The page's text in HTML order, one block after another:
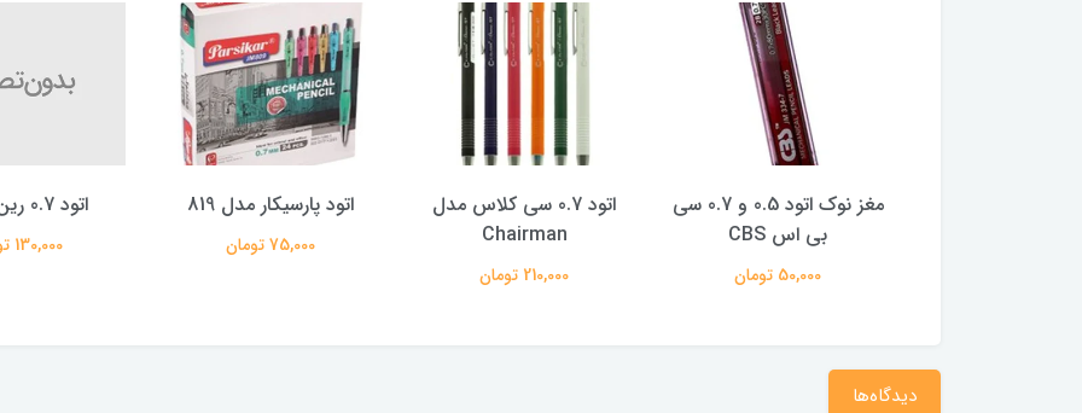
اتود 0.7 سی کلاس مدل
Chairman
210,000 تومان
اتود پارسیکار مدل 819
75,000 تومان
اتود 0.7 رین RAIN
130,000 تومان
اتود 0.7 کرونا مدل office
220,000
دیدگاه‌ها